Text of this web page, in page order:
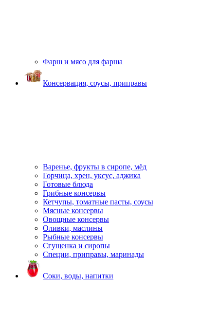
Фарш и мясо для фарша
Консервация, соусы, приправы
Варенье, фрукты в сиропе, мёд
Горчица, хрен, уксус, аджика
Готовые блюда
Грибные консервы
Кетчупы, томатные пасты, соусы
Мясные консервы
Овощные консервы
Оливки, маслины
Рыбные консервы
Сгущенка и сиропы
Специи, приправы, маринады
Соки, воды, напитки